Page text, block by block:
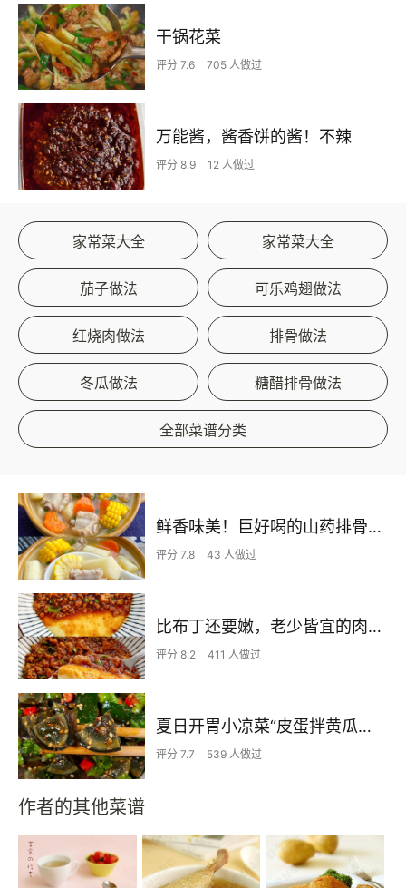
干锅花菜
评分 7.6 705 人做过
万能酱，酱香饼的酱！不辣
评分 8.9 12 人做过
家常菜大全 家常菜大全
茄子做法 可乐鸡翅做法
红烧肉做法 排骨做法
冬瓜做法 糖醋排骨做法
全部菜谱分类
鲜香味美！巨好喝的山药排骨汤！！
评分 7.8 43 人做过
比布丁还要嫩，老少皆宜的肉沫蒸蛋
评分 8.2 411 人做过
夏日开胃小凉菜“皮蛋拌黄瓜🥒”开胃减脂
评分 7.7 539 人做过
作者的其他菜谱